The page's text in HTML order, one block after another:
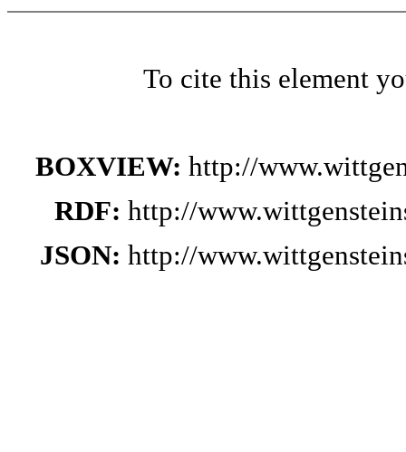
To cite this element
BOXVIEW: http://
RDF: http://
JSON: http://